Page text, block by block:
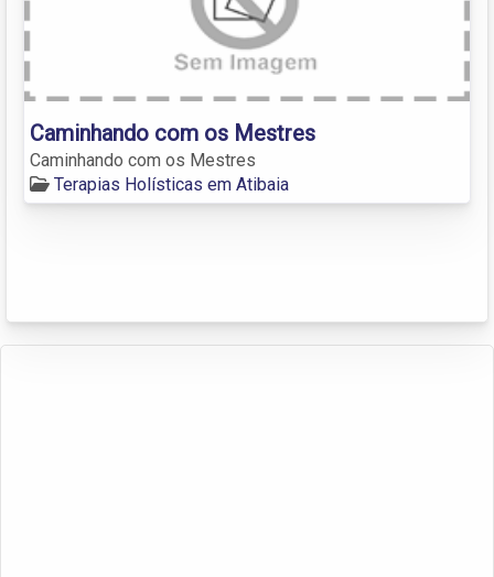
Caminhando com os Mestres
Caminhando com os Mestres
Terapias Holísticas em Atibaia